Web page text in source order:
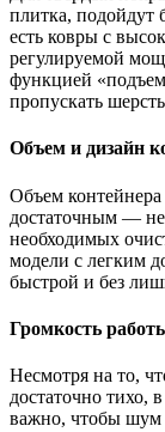
плитка, подойдут
есть ковры с
регулируемой
функцией
пропускать
Объем и дизайн
Объем
достаточным — не
необходимых
модели с легким
быстрой и без
Громкость
Несмотря на то,
достаточно
важно, чтобы шум